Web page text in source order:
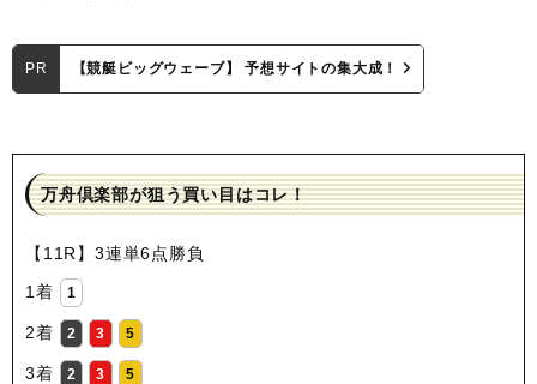
PR 【競艇ビッグウェーブ】 予想サイトの集大成！
万舟倶楽部が狙う買い目はコレ！
【11R】3連単6点勝負
1着
1
2着 2 3 5
3着 2 3 5